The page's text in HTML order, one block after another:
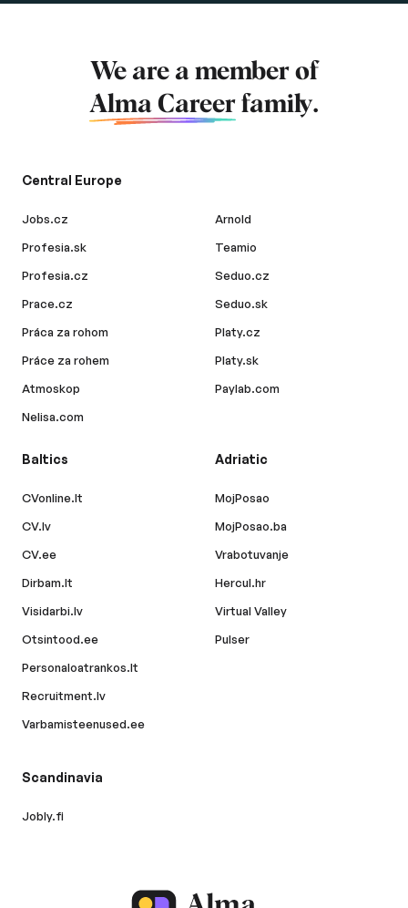
We are a member of
Alma Career family.
Central Europe
Jobs.cz
Profesia.sk
Profesia.cz
Prace.cz
Práca za rohom
Práce za rohem
Atmoskop
Nelisa.com
Arnold
Teamio
Seduo.cz
Seduo.sk
Platy.cz
Platy.sk
Paylab.com
Baltics
CVonline.lt
CV.lv
CV.ee
Dirbam.lt
Visidarbi.lv
Otsintood.ee
Personaloatrankos.lt
Recruitment.lv
Varbamisteenused.ee
Adriatic
MojPosao
MojPosao.ba
Vrabotuvanje
Hercul.hr
Virtual Valley
Pulser
Scandinavia
Jobly.fi